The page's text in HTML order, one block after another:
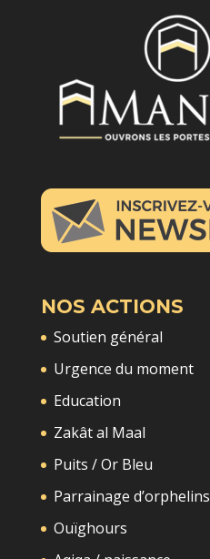
NOS ACTIONS
Soutien général
Urgence du moment
Education
Zakât al Maal
Puits / Or Bleu
Parrainage d’orphelins
Ouïghours